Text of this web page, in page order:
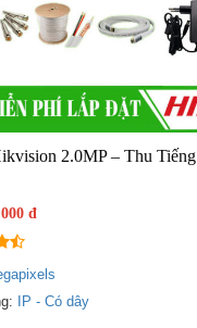
2.0MP – Thu Tiếng
đ
IP - Có dây